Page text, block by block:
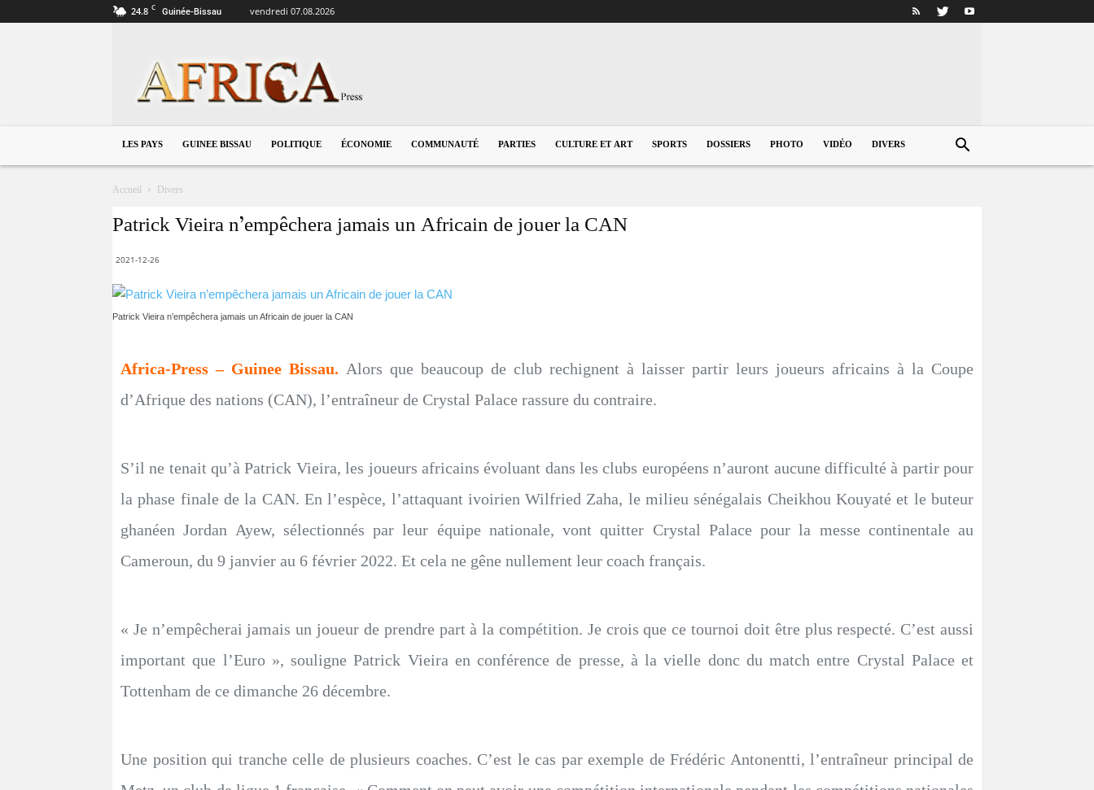
24.8 C Guinée-Bissau vendredi 07.08.2026
Bissau
LES PAYS GUINEE BISSAU POLITIQUE ÉCONOMIE COMMUNAUTÉ PARTIES CULTURE ET ART SPORTS DOSSIERS PHOTO VIDÉO DIVERS
Accueil Divers
Patrick Vieira n’empêchera jamais un Africain de jouer la CAN
2021-12-26
Patrick Vieira n’empêchera jamais un Africain de jouer la CAN
Africa-Press – Guinee Bissau. Alors que beaucoup de club rechignent à laisser partir leurs joueurs africains à la Coupe
d’Afrique des nations (CAN), l’entraîneur de Crystal Palace rassure du contraire.
S’il ne tenait qu’à Patrick Vieira, les joueurs africains évoluant dans les clubs européens n’auront aucune difficulté à partir pour
la phase finale de la CAN. En l’espèce, l’attaquant ivoirien Wilfried Zaha, le milieu sénégalais Cheikhou Kouyaté et le buteur
ghanéen Jordan Ayew, sélectionnés par leur équipe nationale, vont quitter Crystal Palace pour la messe continentale au
Cameroun, du 9 janvier au 6 février 2022. Et cela ne gêne nullement leur coach français.
« Je n’empêcherai jamais un joueur de prendre part à la compétition. Je crois que ce tournoi doit être plus respecté. C’est aussi
important que l’Euro », souligne Patrick Vieira en conférence de presse, à la vielle donc du match entre Crystal Palace et
Tottenham de ce dimanche 26 décembre.
Une position qui tranche celle de plusieurs coaches. C’est le cas par exemple de Frédéric Antonentti, l’entraîneur principal de